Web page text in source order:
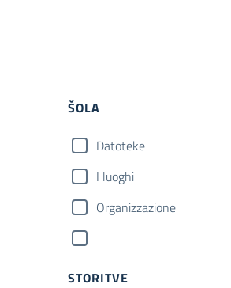
ŠOLA
Datoteke
I luoghi
Organizzazione
STORITVE